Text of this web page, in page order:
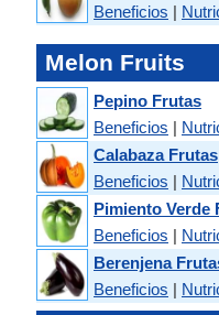
Beneficios |
Melon Fruits
Pepino Frutas
Beneficios |
Calabaza Frutas
Beneficios |
Pimiento Verde
Beneficios |
Berenjena
Beneficios |